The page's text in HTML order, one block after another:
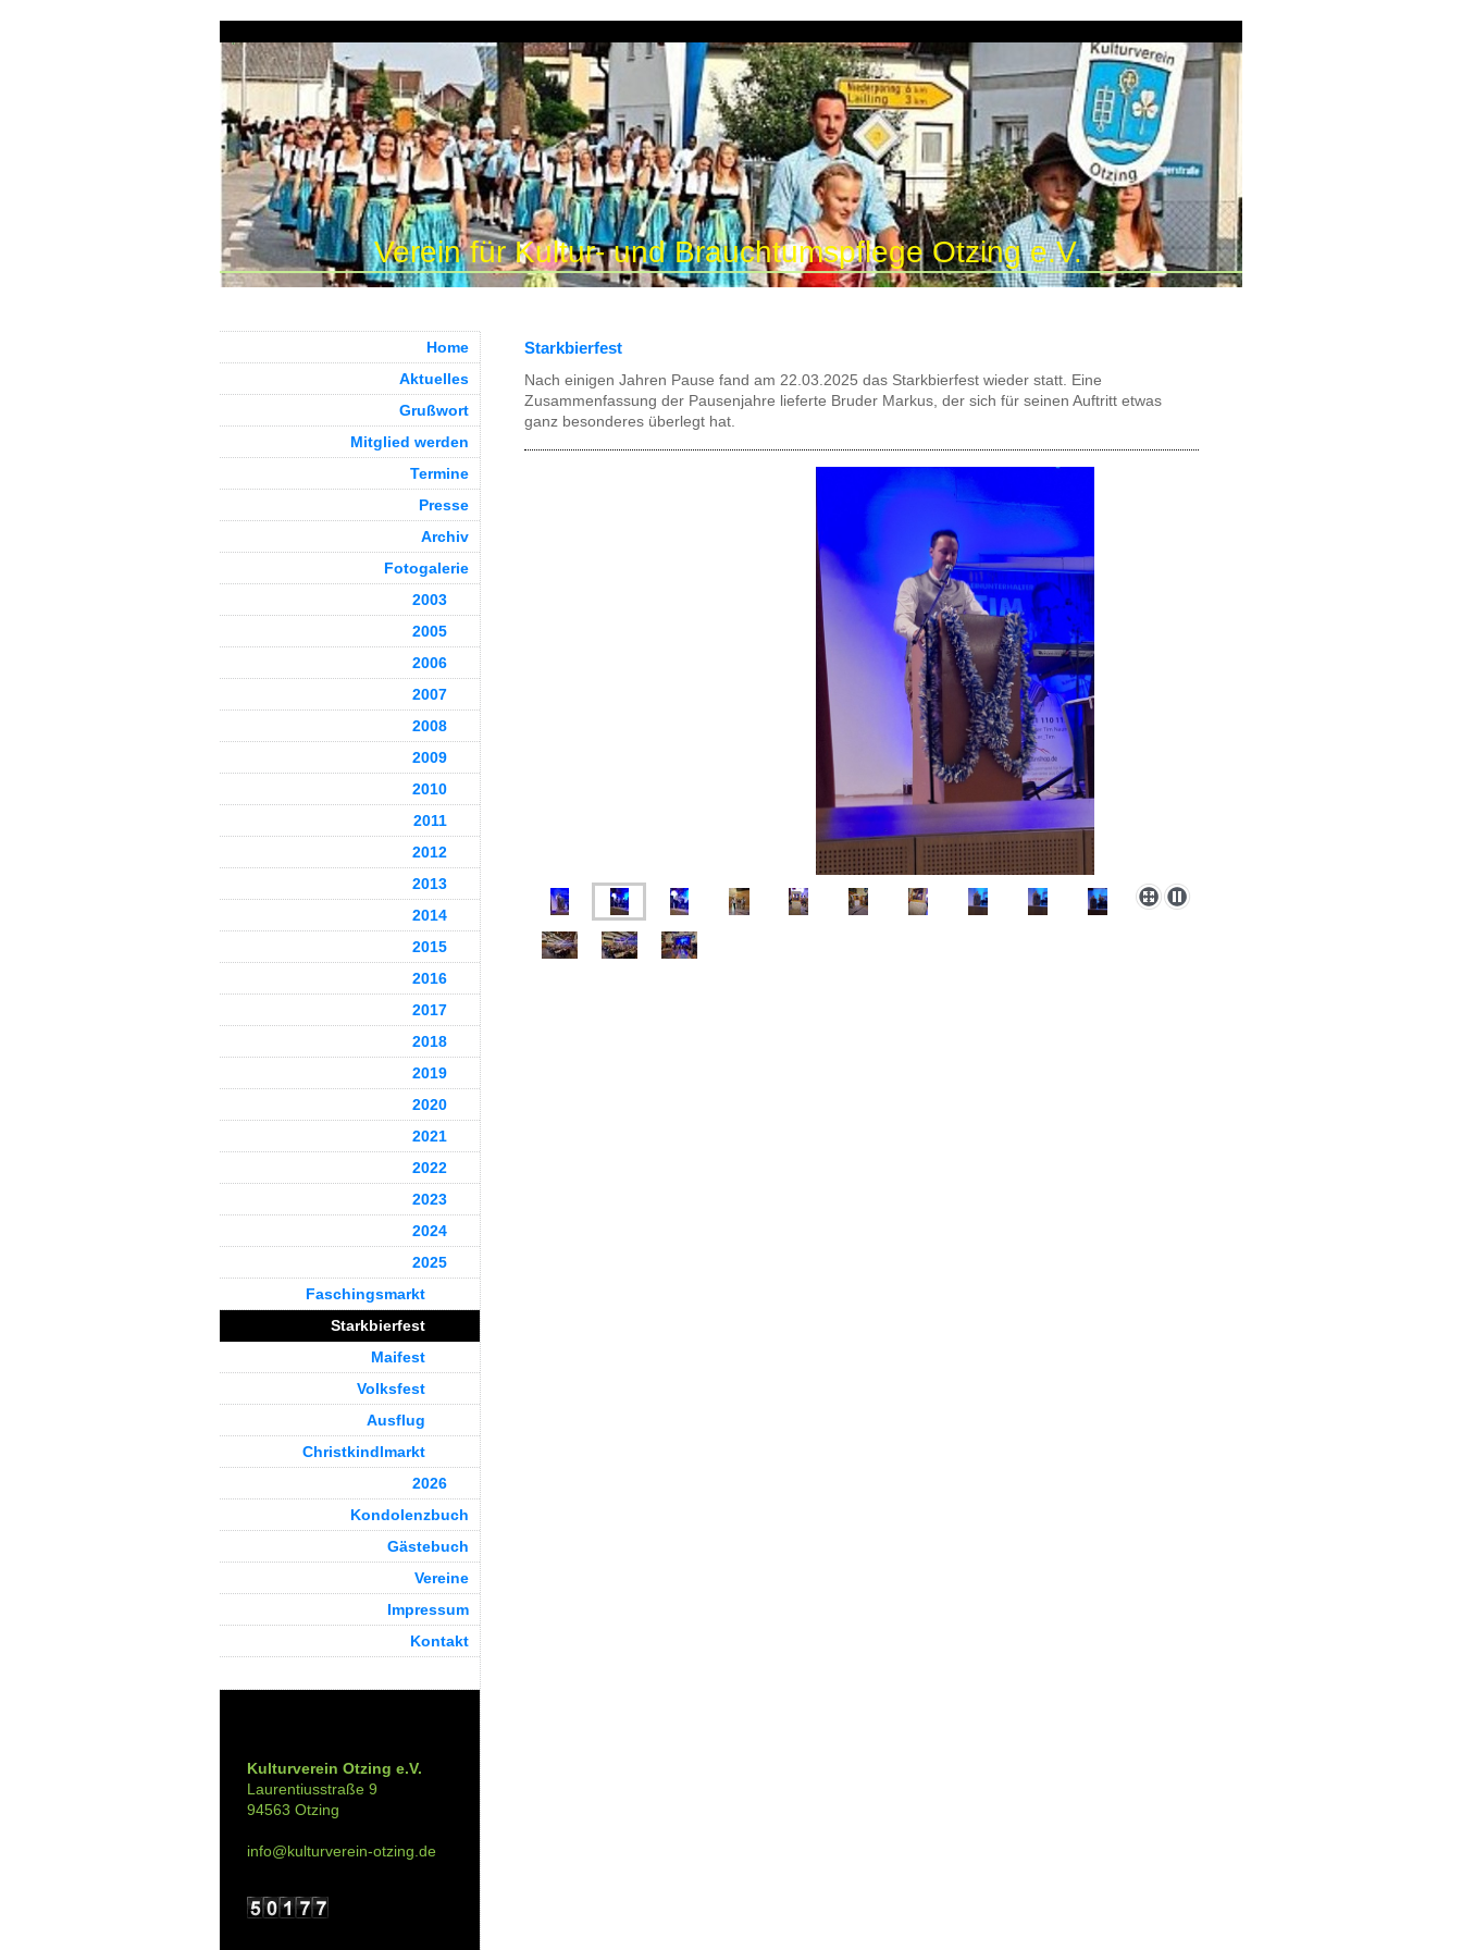
Verein für Kultur- und Brauchtumspflege Otzing e.V.
Starkbierfest
Nach einigen Jahren Pause fand am 22.03.2025 das Starkbierfest wieder statt. Eine
Zusammenfassung der Pausenjahre lieferte Bruder Markus, der sich für seinen Auftritt etwas
ganz besonderes überlegt hat.
Home
Aktuelles
Grußwort
Mitglied werden
Termine
Presse
Archiv
Fotogalerie
2003
2005
2006
2007
2008
2009
2010
2011
2012
2013
2014
2015
2016
2017
2018
2019
2020
2021
2022
2023
2024
2025
Faschingsmarkt
Starkbierfest
Maifest
Volksfest
Ausflug
Christkindlmarkt
2026
Kondolenzbuch
Gästebuch
Vereine
Impressum
Kontakt
Kulturverein Otzing e.V.
Laurentiusstraße 9
94563 Otzing
info@kulturverein-otzing.de